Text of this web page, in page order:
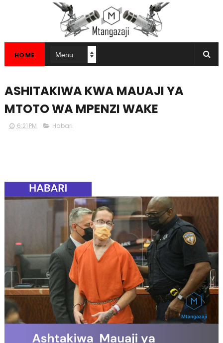
HOME
ASHITAKIWA KWA MAUAJI YA
MTOTO WA MPENZI WAKE
6:21 PM Habari